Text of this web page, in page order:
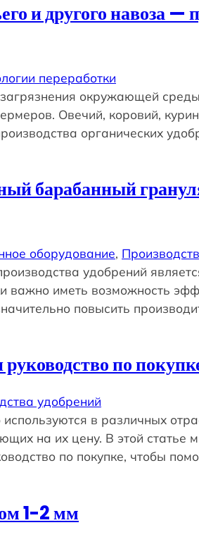
и другого навоза —
переработки
окружающей
Овечий, коровий,
органических
барабанный
оборудование,
удобрений
важно иметь возможность
повысить
по
удобрений
в различных
на их цену. В этой статье
по покупке, чтобы
1-2 мм